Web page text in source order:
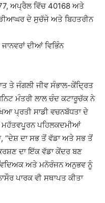
ਅਪ੍ਰੈਲ ਵਿੱਚ 40168 ਅਤੇ
ਦੇ ਸੁਚੱਜੇ ਅਤੇ ਬਿਹਤਰੀਨ
ਦੀਆਂ ਵਿਭਿੰਨ
ਤੇ ਜੰਗਲੀ ਜੀਵ ਸੰਭਾਲ-ਕੇਂਦ੍ਰਿਤ
ਮੰਤਰੀ ਲਾਲ ਚੰਦ ਕਟਾਰੂਚੱਕ ਨੇ
ਪ੍ਰਤੀ ਸਾਡੀ ਵਚਨਬੱਧਤਾ ਦੇ
ਮਹੱਤਵਪੂਰਨ ਪਹਿਲਕਦਮੀਆਂ
ਦਾ ਸਭ ਤੋਂ ਵੱਡਾ ਅਤੇ ਸਭ ਤੋਂ
ਦਾ ਇੱਕ ਵੱਡਾ ਕੇਂਦਰ ਬਣ
ਅਤੇ ਮਨੋਰੰਜਨ ਅਨੁਭਵ ਨੂੰ
ਪਾਰਕ ਵੀ ਸਥਾਪਤ ਕੀਤਾ